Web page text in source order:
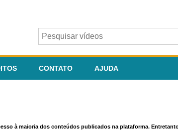
CONTATO AJUDA
à maioria dos conteúdos publicados na plataforma.